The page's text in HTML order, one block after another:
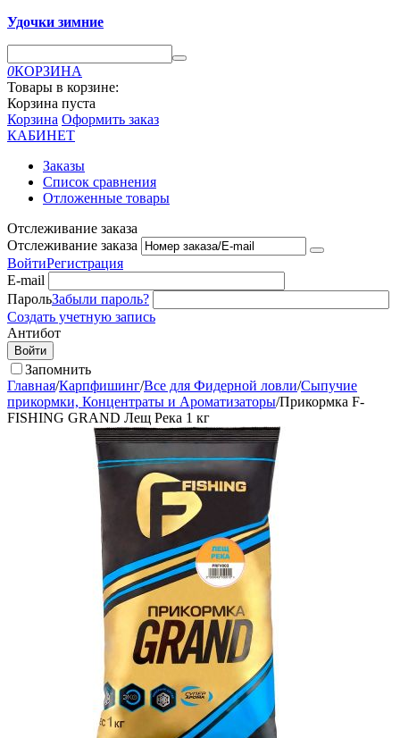
Удочки зимние
0КОРЗИНА
Товары в корзине:
Корзина пуста
Корзина Оформить заказ
КАБИНЕТ
Заказы
Список сравнения
Отложенные товары
Отслеживание заказа
Отслеживание заказа
ВойтиРегистрация
E-mail
ПарольЗабыли пароль?
Создать учетную запись
Антибот
Войти
Запомнить
Главная/Карпфишинг/Все для Фидерной ловли/Сыпучие
прикормки, Концентраты и Ароматизаторы/Прикормка F-
FISHING GRAND Лещ Река 1 кг